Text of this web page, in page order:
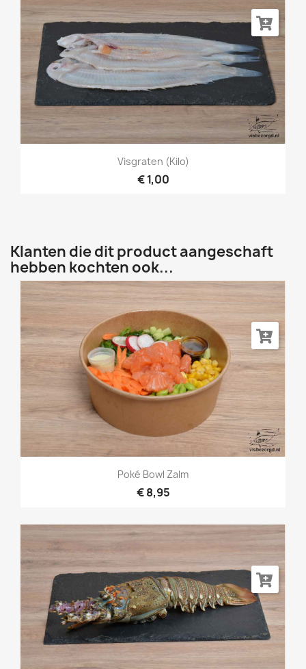
Visgraten (kilo)
€ 1,00
Klanten die dit product aangeschaft
hebben kochten ook...
Poké Bowl Zalm
€ 8,95